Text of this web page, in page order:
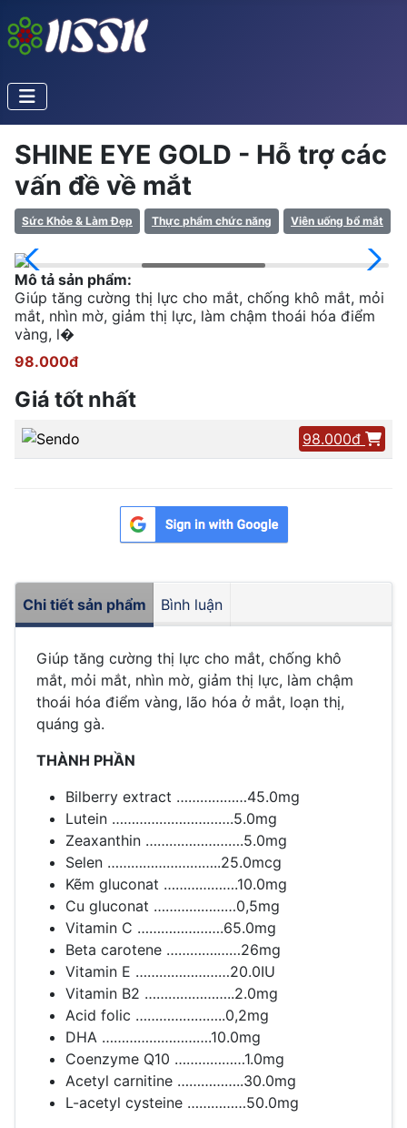
SHINE EYE GOLD - Hỗ trợ các
vấn đề về mắt
Sức Khỏe & Làm Đẹp Thực phẩm chức năng Viên uống bổ mắt
Mô tả sản phẩm:
Giúp tăng cường thị lực cho mắt, chống khô mắt, mỏi
mắt, nhìn mờ, giảm thị lực, làm chậm thoái hóa điểm
vàng, l�
98.000đ
Giá tốt nhất
98.000đ
Chi tiết sản phẩm Bình luận
Giúp tăng cường thị lực cho mắt, chống khô
mắt, mỏi mắt, nhìn mờ, giảm thị lực, làm chậm
thoái hóa điểm vàng, lão hóa ở mắt, loạn thị,
quáng gà.
THÀNH PHẦN
Bilberry extract ………………45.0mg
Lutein ………………………….5.0mg
Zeaxanthin …………………….5.0mg
Selen ………………………..25.0mcg
Kẽm gluconat ……………….10.0mg
Cu gluconat …………………0,5mg
Vitamin C ………………….65.0mg
Beta carotene ………….……26mg
Vitamin E ……………………20.0IU
Vitamin B2 …………………..2.0mg
Acid folic …………………..0,2mg
DHA ……………………….10.0mg
Coenzyme Q10 ………………1.0mg
Acetyl carnitine ……………..30.0mg
L-acetyl cysteine ……………50.0mg